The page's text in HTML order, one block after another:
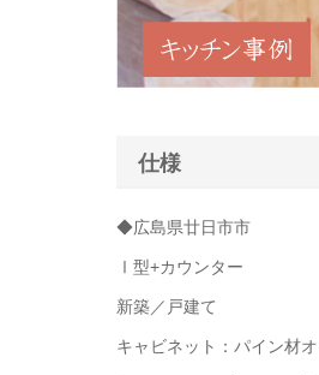
仕様
◆広島県廿日市市
Ⅰ型+カウンター
新築／戸建て
キャビネット：パイン材